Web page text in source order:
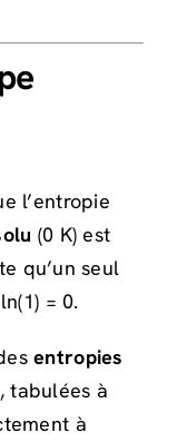
l’entropie
(0 K) est
qu’un seul
= 0.
entropies
tabulées à
à